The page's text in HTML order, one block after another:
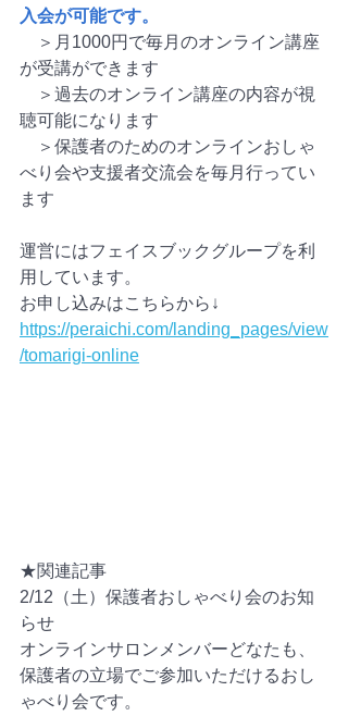
入会が可能です。
＞月1000円で毎月のオンライン講座
が受講ができます
＞過去のオンライン講座の内容が視
聴可能になります
＞保護者のためのオンラインおしゃ
べり会や支援者交流会を毎月行ってい
ます
運営にはフェイスブックグループを利
用しています。
お申し込みはこちらから↓
https://peraichi.com/landing_pages/view
/tomarigi-online
★関連記事
2/12（土）保護者おしゃべり会のお知
らせ
オンラインサロンメンバーどなたも、
保護者の立場でご参加いただけるおし
ゃべり会です。